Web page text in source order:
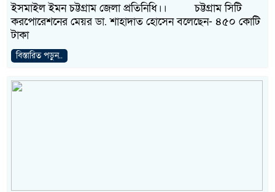
ইসমাইল ইমন চট্টগ্রাম জেলা প্রতিনিধি।। চট্টগ্রাম সিটি
করপোরেশনের মেয়র ডা. শাহাদাত হোসেন বলেছেন- ৪৫০ কোটি
টাকা
বিস্তারিত পড়ুন..